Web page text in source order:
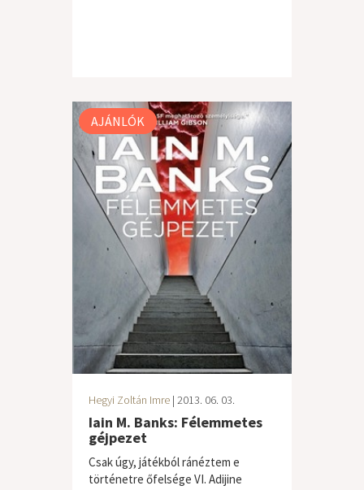
AJÁNLÓK
Hegyi Zoltán Imre | 2013. 06. 03.
Iain M. Banks: Félemmetes
géjpezet
Csak úgy, játékból ránéztem e
történetre őfelsége VI. Adijine